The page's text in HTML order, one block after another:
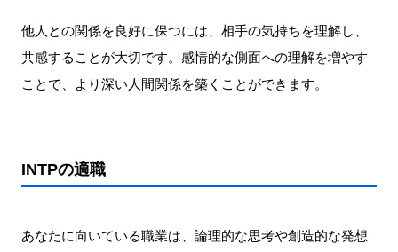
他人との関係を良好に保つには、相手の気持ちを理解し、
共感することが大切です。感情的な側面への理解を増やす
ことで、より深い人間関係を築くことができます。
INTPの適職
あなたに向いている職業は、論理的な思考や創造的な発想